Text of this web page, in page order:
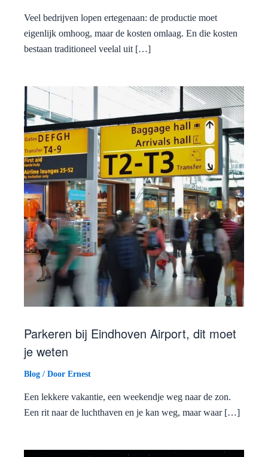
Veel bedrijven lopen ertegenaan: de productie moet
eigenlijk omhoog, maar de kosten omlaag. En die kosten
bestaan traditioneel veelal uit […]
Parkeren bij Eindhoven Airport, dit moet
je weten
Blog / Door Ernest
Een lekkere vakantie, een weekendje weg naar de zon.
Een rit naar de luchthaven en je kan weg, maar waar […]